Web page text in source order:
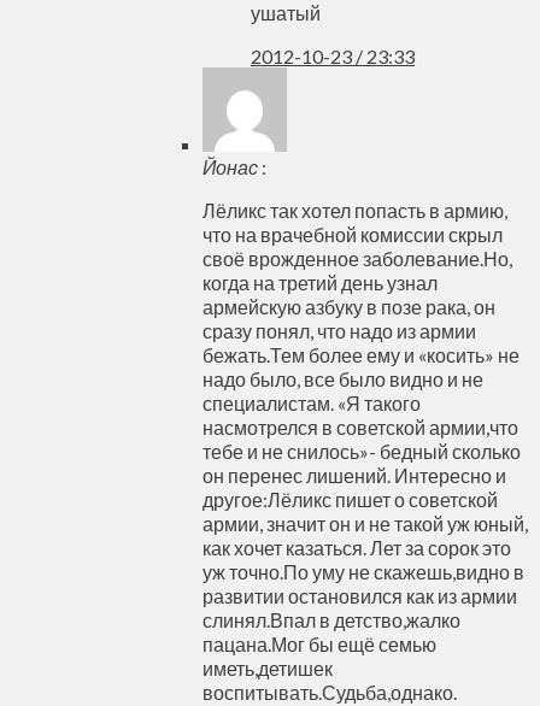
ушатый
2012-10-23 / 23:33
Йонас :
Лёликс так хотел попасть в армию,
что на врачебной комиссии скрыл
своё врожденное заболевание.Но,
когда на третий день узнал
армейскую азбуку в позе рака, он
сразу понял, что надо из армии
бежать.Тем более ему и «косить» не
надо было, все было видно и не
специалистам. «Я такого
насмотрелся в советской армии,что
тебе и не снилось»- бедный сколько
он перенес лишений. Интересно и
другое:Лёликс пишет о советской
армии, значит он и не такой уж юный,
как хочет казаться. Лет за сорок это
уж точно.По уму не скажешь,видно в
развитии остановился как из армии
слинял.Впал в детство,жалко
пацана.Мог бы ещё семью
иметь,детишек
воспитывать.Судьба,однако.